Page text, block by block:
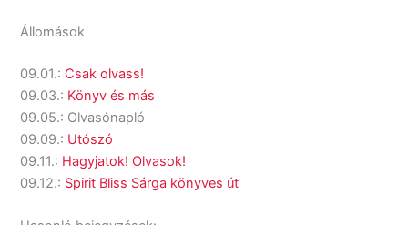
Állomások
09.01.: Csak olvass!
09.03.: Könyv és más
09.05.: Olvasónapló
09.09.: Utószó
09.11.: Hagyjatok! Olvasok!
09.12.: Spirit Bliss Sárga könyves út